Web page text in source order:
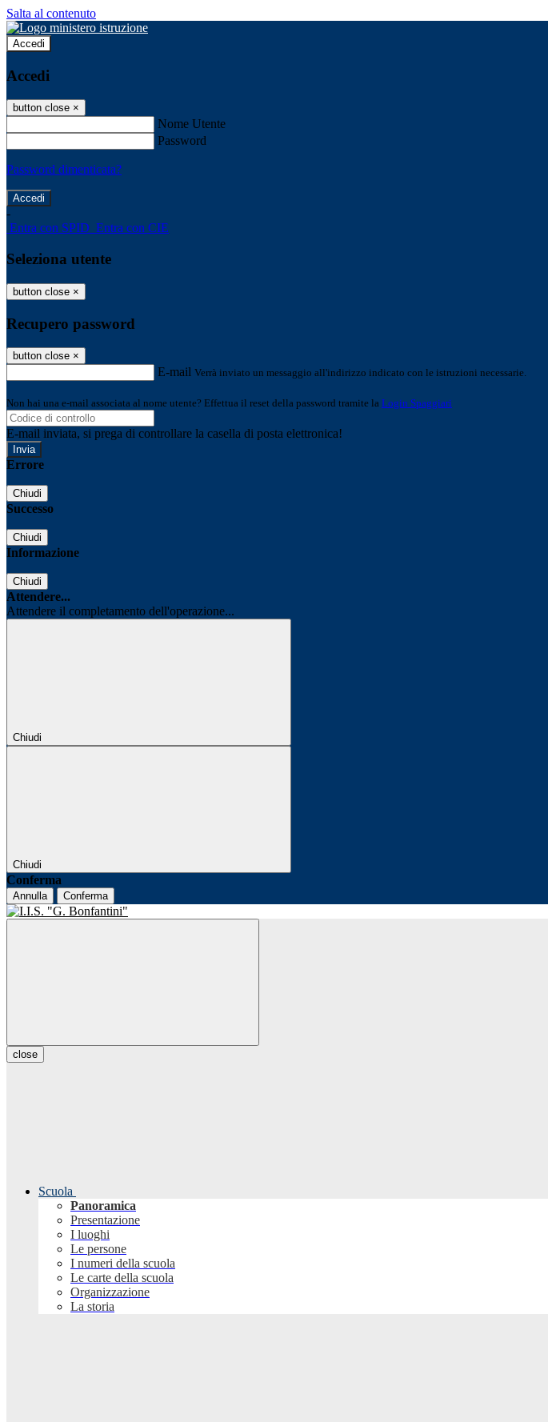
Salta al contenuto
Accedi
Accedi
button close ×
Nome Utente
Password
Password dimenticata?
-
Entra con SPID Entra con CIE
Seleziona utente
button close ×
Recupero password
button close ×
E-mail Verrà inviato un messaggio all'indirizzo indicato con le istruzioni necessarie.
Non hai una e-mail associata al nome utente? Effettua il reset della password tramite la Login Spaggiari
E-mail inviata, si prega di controllare la casella di posta elettronica!
Errore
Chiudi
Successo
Chiudi
Informazione
Chiudi
Attendere...
Attendere il completamento dell'operazione...
Chiudi
Chiudi
Conferma
Annulla Conferma
close
Scuola
Panoramica
Presentazione
I luoghi
Le persone
I numeri della scuola
Le carte della scuola
Organizzazione
La storia